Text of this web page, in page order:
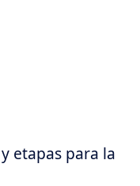
etapas para la